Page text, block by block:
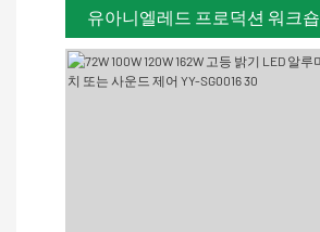
유아니엘레드 프로덕션 워크숍